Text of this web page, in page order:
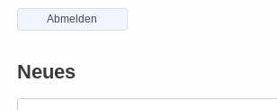
Abmelden
Neues